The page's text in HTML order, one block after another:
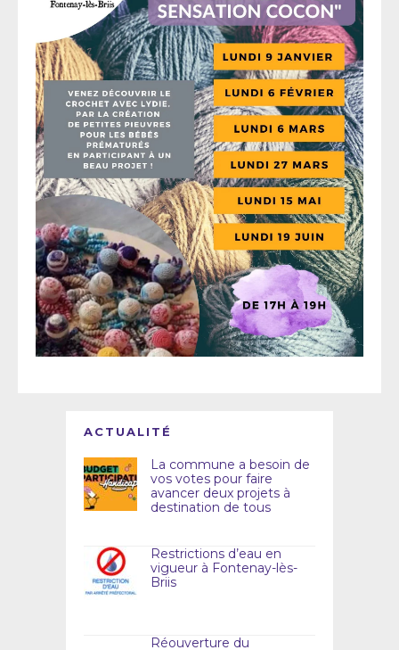
ACTUALITÉ
La commune a besoin de
vos votes pour faire
avancer deux projets à
destination de tous
Restrictions d’eau en
vigueur à Fontenay-lès-
Briis
Réouverture du